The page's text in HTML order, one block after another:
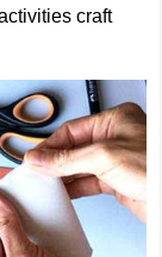
craft